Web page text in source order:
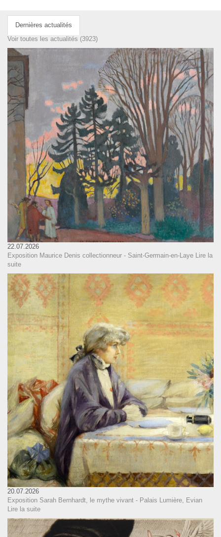
Dernières actualités
Voir toutes les actualités (3923)
22.07.2026
Exposition Maurice Denis collectionneur - Saint-Germain-en-Laye Lire la
suite
20.07.2026
Exposition Sarah Bernhardt, le mythe vivant - Palais Lumière, Evian
Lire la suite